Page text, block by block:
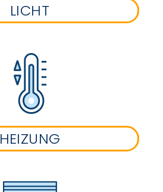
LICHT
HEIZUNG